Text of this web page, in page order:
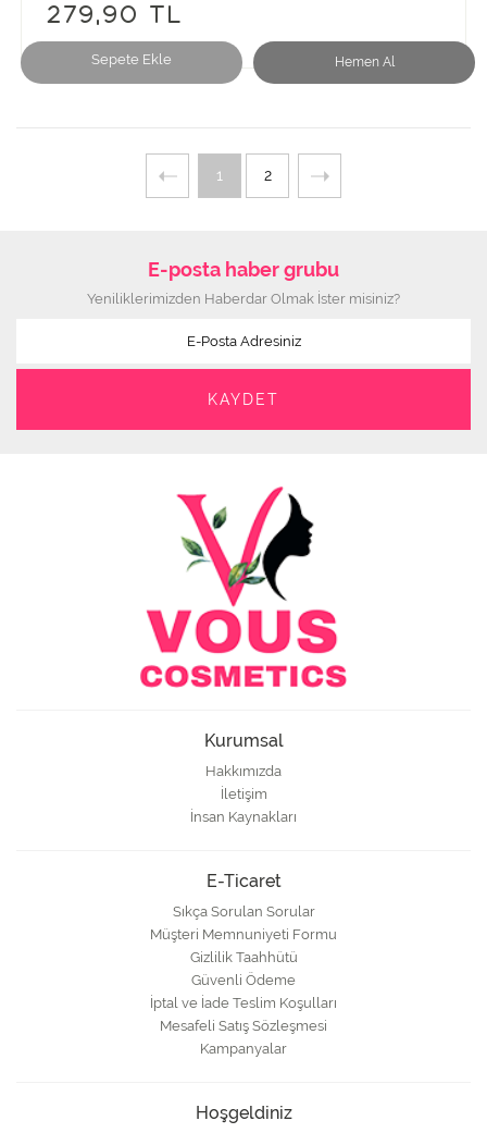
Sepete Ekle Hemen Al
279,90 TL
1 2
E-posta haber grubu
Yeniliklerimizden Haberdar Olmak İster misiniz?
Kurumsal
Hakkımızda
İletişim
İnsan Kaynakları
E-Ticaret
Sıkça Sorulan Sorular
Müşteri Memnuniyeti Formu
Gizlilik Taahhütü
Güvenli Ödeme
İptal ve İade Teslim Koşulları
Mesafeli Satış Sözleşmesi
Kampanyalar
Hoşgeldiniz